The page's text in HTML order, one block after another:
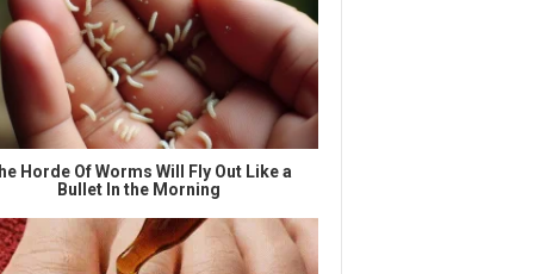
Horde Of Worms Will Fly Out Like a
Bullet In the Morning